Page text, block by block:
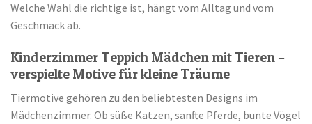
Welche Wahl die richtige ist, hängt vom Alltag und vom
Geschmack ab.
Kinderzimmer Teppich Mädchen mit Tieren –
verspielte Motive für kleine Träume
Tiermotive gehören zu den beliebtesten Designs im
Mädchenzimmer. Ob süße Katzen, sanfte Pferde, bunte Vögel